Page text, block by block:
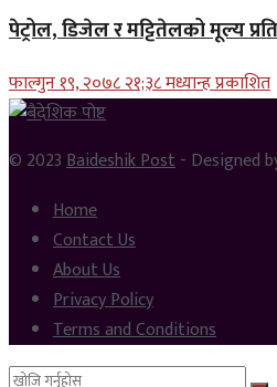
पेट्रोल, डिजेल र मट्टितेलको मूल्य
फाल्गुन १९, २०७८ २१;३८ मध्यान्ह प्रकाशित
© 2023Baideshik Post- Designed
Home
Contact Us
About Us
Privacy Policy
Terms and Conditions